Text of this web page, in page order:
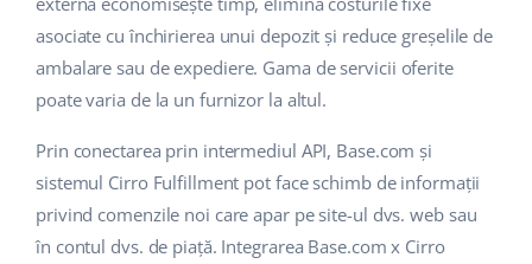
asociate cu închirierea unui depozit și reduce greșelile de
ambalare sau de expediere. Gama de servicii oferite
poate varia de la un furnizor la altul.
Prin conectarea prin intermediul API, Base.com și
sistemul Cirro Fulfillment pot face schimb de informații
privind comenzile noi care apar pe site-ul dvs. web sau
în contul dvs. de piață. Integrarea Base.com x Cirro